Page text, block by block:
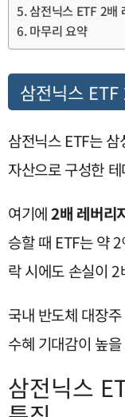
삼전닉스 ETF 2배
마무리 요약
삼전닉스
삼전닉스 ETF는
자산으로 구성한
여기에2배 레버리
승할 때 ETF는 약
락 시에도 손실이
국내 반도체 대장
수혜 기대감이 높
삼전닉스